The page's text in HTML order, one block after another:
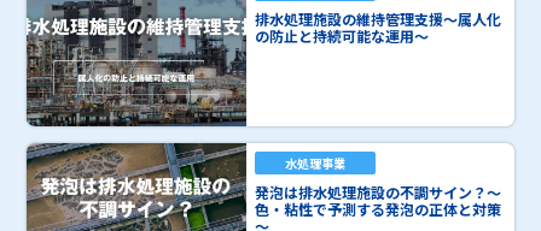
排水処理施設の維持管理支援～属人化
の防止と持続可能な運用～
水処理事業
発泡は排水処理施設の不調サイン？～
色・粘性で予測する発泡の正体と対策
～